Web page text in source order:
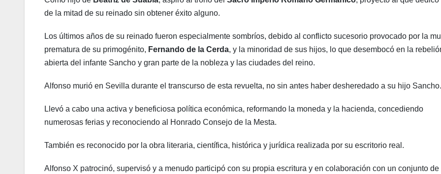
de la mitad de su reinado sin obtener éxito alguno.
Los últimos años de su reinado fueron especialmente sombríos, debido al conflicto sucesorio provocado por la
prematura de su primogénito, Fernando de la Cerda, y la minoridad de sus hijos, lo que desembocó en la
abierta del infante Sancho y gran parte de la nobleza y las ciudades del reino.
Alfonso murió en Sevilla durante el transcurso de esta revuelta, no sin antes haber desheredado a su hijo Sancho.
Llevó a cabo una activa y beneficiosa política económica, reformando la moneda y la hacienda, concediendo
numerosas ferias y reconociendo al Honrado Consejo de la Mesta.
También es reconocido por la obra literaria, científica, histórica y jurídica realizada por su escritorio real.
Alfonso X patrocinó, supervisó y a menudo participó con su propia escritura y en colaboración con un conjunto de